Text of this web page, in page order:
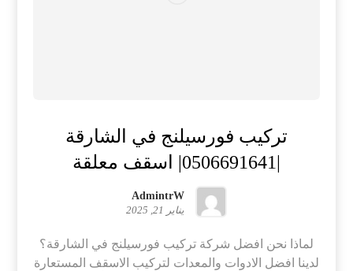
تركيب فورسيلنج في الشارقة
AdmintrW
يناير 21, 2025
لماذا نحن افضل شركة تركيب فورسيلنج في الشارقة؟
لدينا افضل الادوات والمعدات لتركيب الاسقف المستعارة